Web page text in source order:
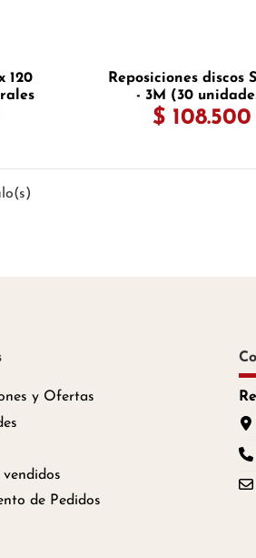
120
Reposiciones discos
- 3M (30
$ 108.500
y Ofertas
vendidos
de Pedidos